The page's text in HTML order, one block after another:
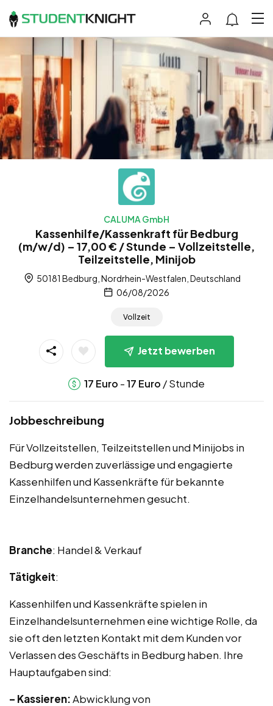
CALUMA GmbH
Kassenhilfe/Kassenkraft für Bedburg
(m/w/d) – 17,00 € / Stunde – Vollzeitstelle,
Teilzeitstelle, Minijob
50181 Bedburg, Nordrhein-Westfalen, Deutschland
06/08/2026
Vollzeit
Jetzt bewerben
17 Euro -17 Euro / Stunde
Jobbeschreibung
Für Vollzeitstellen, Teilzeitstellen und Minijobs in
Bedburg werden zuverlässige und engagierte
Kassenhilfen und Kassenkräfte für bekannte
Einzelhandelsunternehmen gesucht.
Branche: Handel & Verkauf
Tätigkeit:
Kassenhilfen und Kassenkräfte spielen in
Einzelhandelsunternehmen eine wichtige Rolle, da
sie oft den letzten Kontakt mit dem Kunden vor
Verlassen des Geschäfts in Bedburg haben. Ihre
Hauptaufgaben sind:
– Kassieren:Abwicklung von